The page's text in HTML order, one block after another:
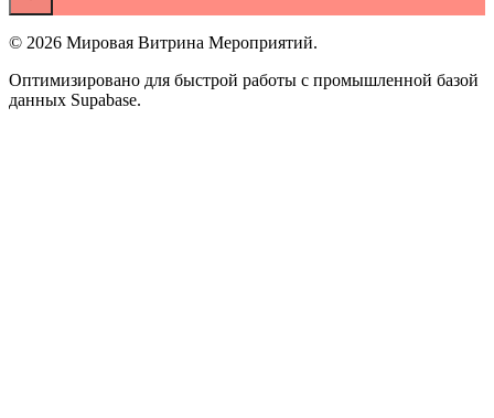
© 2026 Мировая Витрина Мероприятий.
Оптимизировано для быстрой работы с промышленной базой
данных Supabase.